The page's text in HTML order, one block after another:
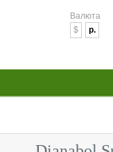
Валюта
$
p.